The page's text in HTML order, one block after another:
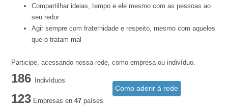
Compartilhar ideias, tempo e ele mesmo com as pessoas ao
seu redor
Agir sempre com fraternidade e respeito, mesmo com aqueles
que o tratam mal
Participe, acessando nossa rede, como empresa ou indivíduo.
Como aderir à rede
186 Indivíduos
123 Empresas en47países